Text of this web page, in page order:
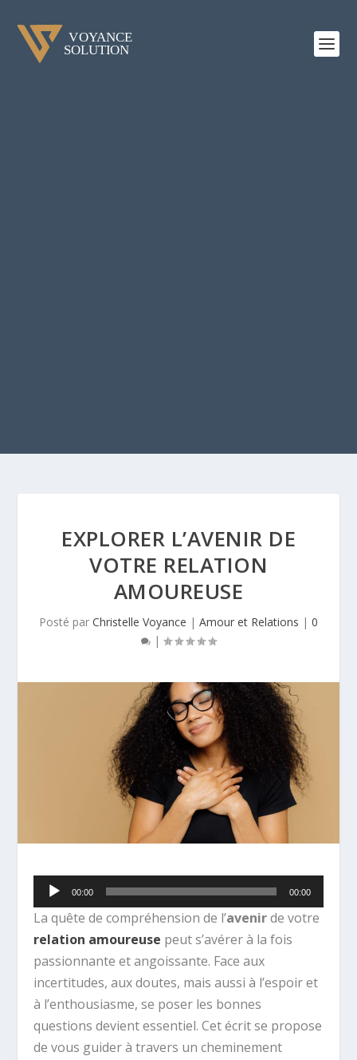
EXPLORER L’AVENIR DE
VOTRE RELATION
AMOUREUSE
Posté par Christelle Voyance | Amour et Relations | 0
|
Lecteur
audio
00:00 00:00
La quête de compréhension de l’avenirde votre
relation amoureuse peut s’avérer à la fois
passionnante et angoissante. Face aux
incertitudes, aux doutes, mais aussi à l’espoir et
à l’enthousiasme, se poser les bonnes
questions devient essentiel. Cet écrit se propose
de vous guider à travers un cheminement